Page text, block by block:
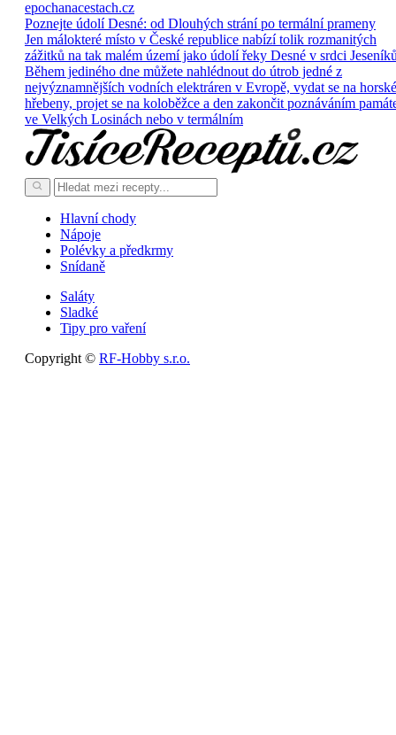
epochanacestach.cz
Poznejte údolí Desné: od Dlouhých strání po termální prameny
Jen málokteré místo v České republice nabízí tolik rozmanitých
zážitků na tak malém území jako údolí řeky Desné v srdci
Během jediného dne můžete nahlédnout do útrob jedné z
nejvýznamnějších vodních elektráren v Evropě, vydat se na horské
hřebeny, projet se na koloběžce a den zakončit poznáváním
ve Velkých Losinách nebo v termálním
Hlavní chody
Nápoje
Polévky a předkrmy
Snídaně
Saláty
Sladké
Tipy pro vaření
Copyright © RF-Hobby s.r.o.